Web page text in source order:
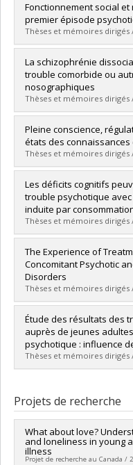
Diplômé(e) :Cartwright,
Cycle :Doctorat
Diplôme obtenu :D.
Lien vers le document
Fonctionnement social
premier épisode
Thèses et mémoires dirigés
Diplômé(e) :Bourdeau,
Cycle :Doctorat
Diplôme obtenu :
Lien vers le document
La schizophrénie
trouble comorbide ou
nosographiques
Thèses et mémoires dirigés
Diplômé(e) :Laferrière-
Cycle :Doctorat
Diplôme obtenu :Ph. D.
Lien vers le document
Pleine conscience,
états des
Thèses et mémoires dirigés
Diplômé(e) :EL-Khoury,
Cycle :Doctorat
Diplôme obtenu :Ph. D.
Lien vers le document
Les déficits cognitifs
trouble psychotique
induite par
Thèses et mémoires dirigés
Diplômé(e) :Bouchard,
Cycle :Maîtrise
Diplôme obtenu :
Lien vers le document
The Experience of
Concomitant Psychotic
Disorders
Thèses et mémoires dirigés /
Diplômé(e) :Thérien,
Cycle :Doctorat
Diplôme obtenu :D.
Lien vers le document
Étude des résultats des
auprès de jeunes
psychotique : influence
Thèses et mémoires dirigés
Cycle : Doctorat
Diplôme obtenu :Ph. D.
Lien vers le document
Projets de recherche
What about love?
and loneliness in young
illness
Projet de recherche au Canada /